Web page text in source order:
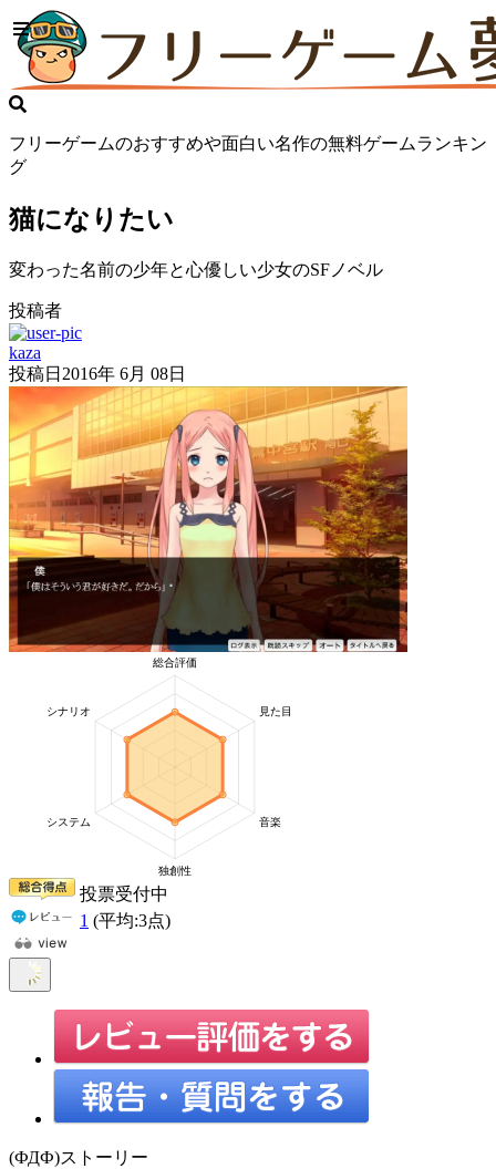
フリーゲームのおすすめや面白い名作の無料ゲームランキン
グ
猫になりたい
変わった名前の少年と心優しい少女のSFノベル
投稿者
kaza
投稿日 2016年 6月 08日
投票受付中
1 (平均:3点)
(ФДФ)ストーリー